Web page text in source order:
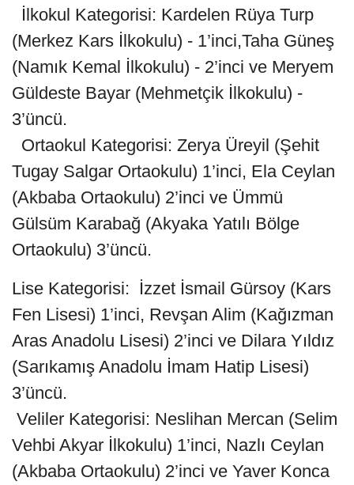
İlkokul Kategorisi: Kardelen Rüya Turp
(Merkez Kars İlkokulu) - 1’inci,Taha Güneş
(Namık Kemal İlkokulu) - 2’inci ve Meryem
Güldeste Bayar (Mehmetçik İlkokulu) -
3’üncü.
Ortaokul Kategorisi: Zerya Üreyil (Şehit
Tugay Salgar Ortaokulu) 1’inci, Ela Ceylan
(Akbaba Ortaokulu) 2’inci ve Ümmü
Gülsüm Karabağ (Akyaka Yatılı Bölge
Ortaokulu) 3’üncü.
Lise Kategorisi: İzzet İsmail Gürsoy (Kars
Fen Lisesi) 1’inci, Revşan Alim (Kağızman
Aras Anadolu Lisesi) 2’inci ve Dilara Yıldız
(Sarıkamış Anadolu İmam Hatip Lisesi)
3’üncü.
Veliler Kategorisi: Neslihan Mercan (Selim
Vehbi Akyar İlkokulu) 1’inci, Nazlı Ceylan
(Akbaba Ortaokulu) 2’inci ve Yaver Konca